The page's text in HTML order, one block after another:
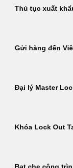
Thủ tục xuất
Gửi hàng đến
Đại lý Master
Khóa Lock Out